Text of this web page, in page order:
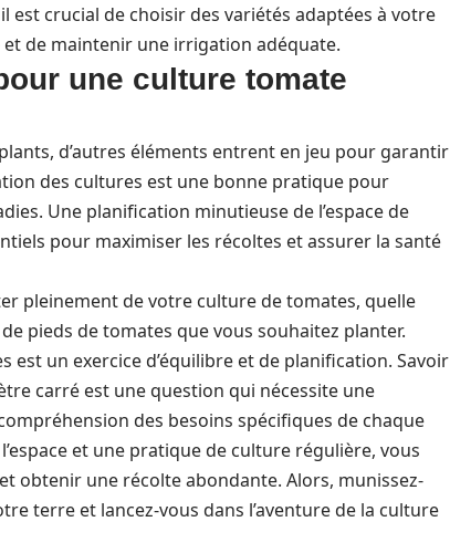
crucial de choisir des variétés adaptées à votre
de maintenir une irrigation adéquate.
une culture tomate
d’autres éléments entrent en jeu pour garantir
des cultures est une bonne pratique pour
Une planification minutieuse de l’espace de
pour maximiser les récoltes et assurer la santé
pleinement de votre culture de tomates, quelle
pieds de tomates que vous souhaitez planter.
est un exercice d’équilibre et de planification. Savoir
carré est une question qui nécessite une
des besoins spécifiques de chaque
et une pratique de culture régulière, vous
obtenir une récolte abondante. Alors, munissez-
terre et lancez-vous dans l’aventure de la culture